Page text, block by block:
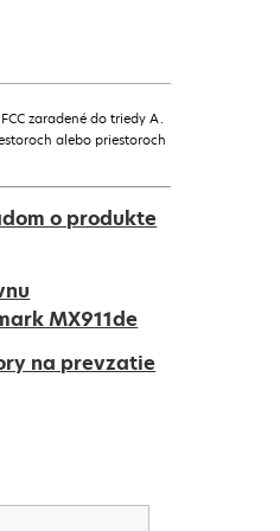
zaradené do triedy A.
alebo priestoroch
o produkte
MX911de
na prevzatie